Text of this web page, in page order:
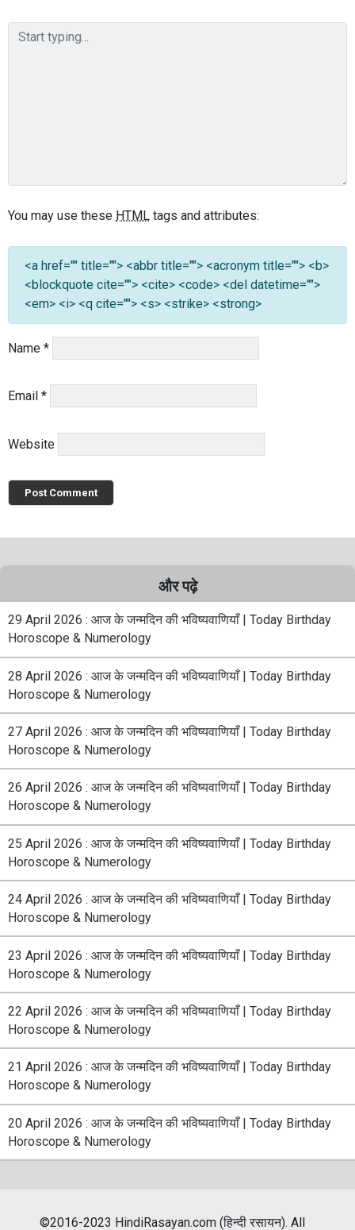
You may use these HTML tags and attributes:
<a href="" title=""> <abbr title=""> <acronym title=""> <b>
<blockquote cite=""> <cite> <code> <del datetime="">
<em> <i> <q cite=""> <s> <strike> <strong>
Name *
Email *
Website
और पढ़े
29 April 2026 : आज के जन्मदिन की भविष्यवाणियाँ | Today Birthday
Horoscope & Numerology
28 April 2026 : आज के जन्मदिन की भविष्यवाणियाँ | Today Birthday
Horoscope & Numerology
27 April 2026 : आज के जन्मदिन की भविष्यवाणियाँ | Today Birthday
Horoscope & Numerology
26 April 2026 : आज के जन्मदिन की भविष्यवाणियाँ | Today Birthday
Horoscope & Numerology
25 April 2026 : आज के जन्मदिन की भविष्यवाणियाँ | Today Birthday
Horoscope & Numerology
24 April 2026 : आज के जन्मदिन की भविष्यवाणियाँ | Today Birthday
Horoscope & Numerology
23 April 2026 : आज के जन्मदिन की भविष्यवाणियाँ | Today Birthday
Horoscope & Numerology
22 April 2026 : आज के जन्मदिन की भविष्यवाणियाँ | Today Birthday
Horoscope & Numerology
21 April 2026 : आज के जन्मदिन की भविष्यवाणियाँ | Today Birthday
Horoscope & Numerology
20 April 2026 : आज के जन्मदिन की भविष्यवाणियाँ | Today Birthday
Horoscope & Numerology
©2016-2023 HindiRasayan.com (हिन्दी रसायन). All